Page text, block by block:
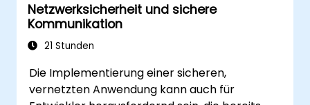
Netzwerksicherheit und sichere
Kommunikation
21 Stunden
Die Implementierung einer sicheren,
vernetzten Anwendung kann auch für